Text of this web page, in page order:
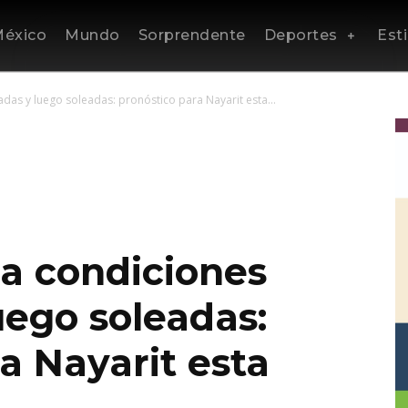
Mundo Sorprendente Deportes
y luego soleadas: pronóstico para Nayarit esta...
condiciones
soleadas:
Nayarit esta